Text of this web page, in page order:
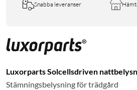
Snabba leveranser
Luxorparts Solcellsdriven
Stämningsbelysning för trädgård